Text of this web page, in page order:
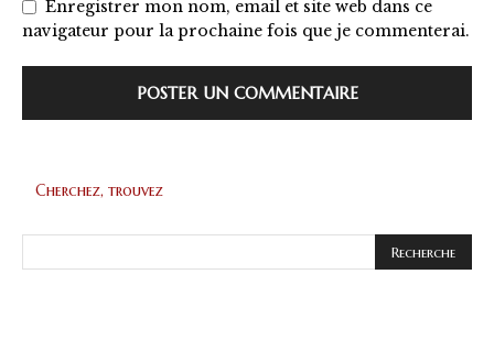
Enregistrer mon nom, email et site web dans ce
navigateur pour la prochaine fois que je commenterai.
Cherchez, trouvez